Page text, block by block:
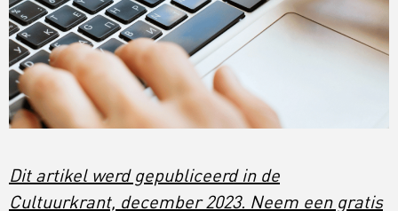
Dit artikel werd gepubliceerd in de
Cultuurkrant, december 2023. Neem een gratis